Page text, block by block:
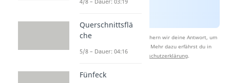
Nach Beantwortung speichern wir deine Antwort, um
Studyflix zu verbessern. Mehr dazu erfährst du in
unserer
Datenschutzerklärung.
Querschnittsflä
che
5/8 – Dauer: 04:16
Fünfeck